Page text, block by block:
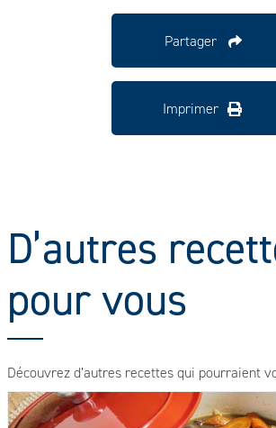
Partager
Imprimer
D’autres
pour vous
Découvrez d’autres recettes qui pourraient